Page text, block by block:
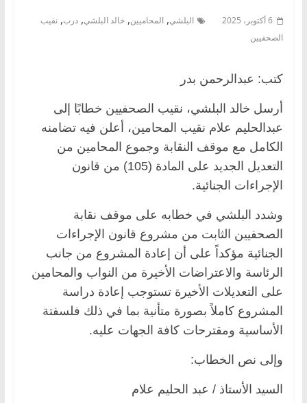
6 أكتوبر، 2025 البلشي, المحاميين, خالد البلشي, درب, نقيب
الصحفيين
كتب: عبدالرحمن بدر
أرسل خالد البلشي، نقيب الصحفيين خطابًا إلى
عبدالحليم علام نقيب المحامين، أعلن فيه تضامنه
الكامل مع موقف النقابة وجموع المحامين من
التعديل الجديد على المادة (105) من قانون
الإجراءات الجنائية.
وشدد البلشي في خطابه على موقف نقابة
الصحفيين الثابت من مشروع قانون الإجراءات
الجنائية مؤكداً على أن إعادة المشروع من جانب
الرئاسة والاعتراضات الأخيرة من النواب والمحامين
على التعديلات الأخيرة تستوجب إعادة دراسة
المشروع كاملاً بصورة متأنية بما في ذلك فلسفتة
الأساسية ومقترحات كافة الجهات عليه.
وإلى نص الخطاب:
السيد الأستاذ / عبد الحليم علام